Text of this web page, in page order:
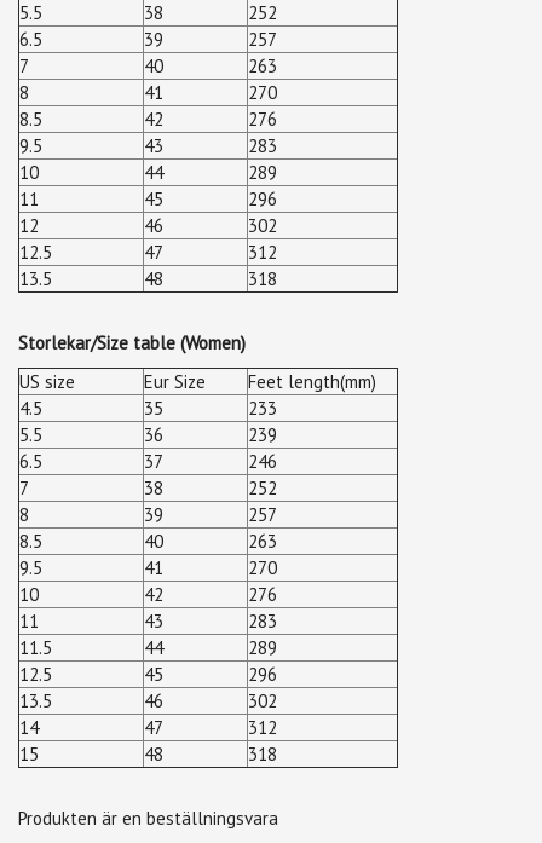
5.5
38
252
6.5
39
257
7
40
263
8
41
270
8.5
42
276
9.5
43
283
10
44
289
11
45
296
12
46
302
12.5
47
312
13.5
48 318
Storlekar/Size table (Women)
US size
Eur Size
Feet length(mm)
4.5
35
233
5.5
36
239
6.5
37
246
7
38
252
8
39
257
8.5
40
263
9.5
41
270
10
42
276
11
43
283
11.5
44
289
12.5
45
296
13.5
46
302
14
47
312
15
48 318
Produkten är en beställningsvara